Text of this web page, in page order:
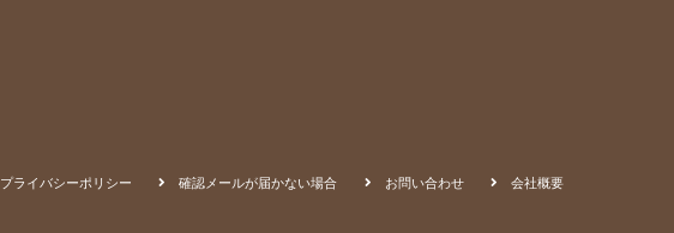
プライバシーポリシー 確認メールが届かない場合 お問い合わせ 会社概要